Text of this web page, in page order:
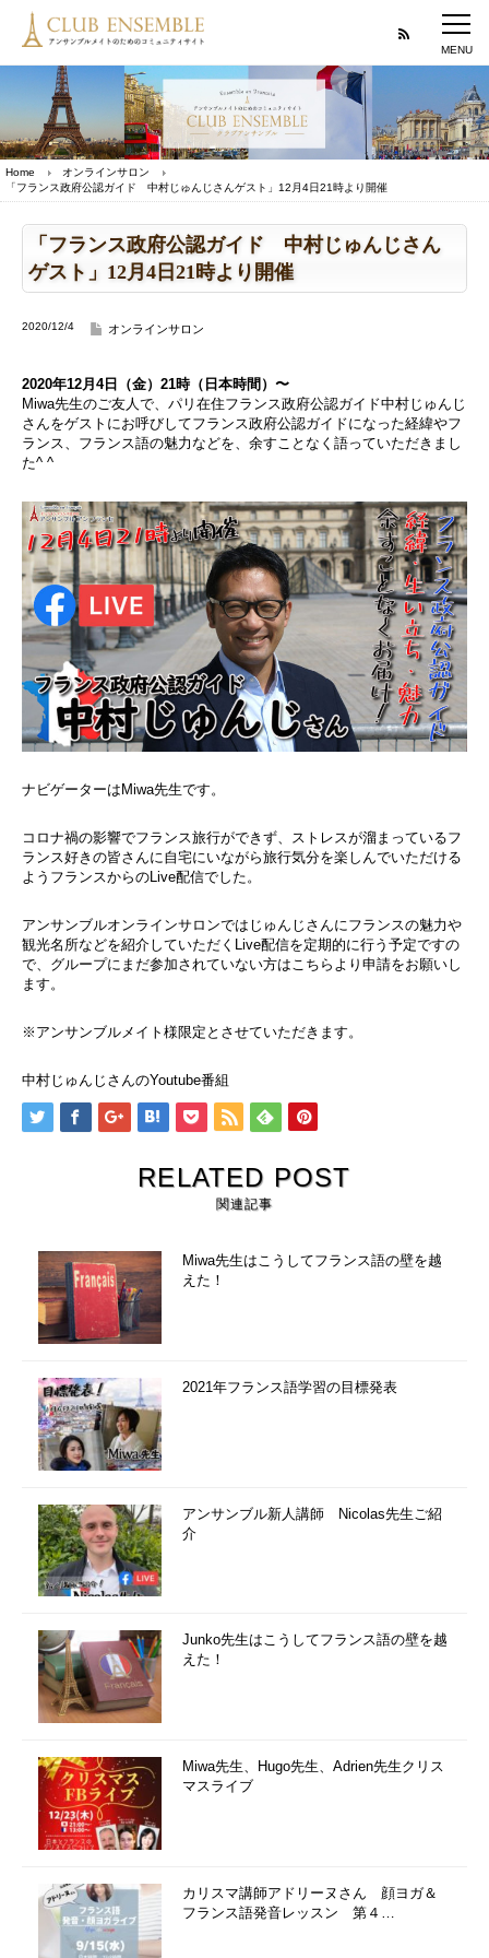
Home
オンラインサロン
「フランス政府公認ガイド 中村じゅんじさんゲスト」12月4日21時より開催
「フランス政府公認ガイド 中村じゅんじさん
ゲスト」12月4日21時より開催
2020/12/4 オンラインサロン
2020年12月4日（金）21時（日本時間）〜
Miwa先生のご友人で、パリ在住フランス政府公認ガイド中村じゅんじ
さんをゲストにお呼びしてフランス政府公認ガイドになった経緯やフ
ランス、フランス語の魅力などを、余すことなく語っていただきまし
た^ ^
ナビゲーターはMiwa先生です。
コロナ禍の影響でフランス旅行ができず、ストレスが溜まっているフ
ランス好きの皆さんに自宅にいながら旅行気分を楽しんでいただける
ようフランスからのLive配信でした。
アンサンブルオンラインサロンではじゅんじさんにフランスの魅力や
観光名所などを紹介していただくLive配信を定期的に行う予定ですの
で、グループにまだ参加されていない方はこちらより 申請をお願いし
ます。
※アンサンブルメイト様限定とさせていただきます。
中村じゅんじさんのYoutube番組
RELATED POST
関連記事
Miwa先生はこうしてフランス語の壁を越
えた！
2021年フランス語学習の目標発表
アンサンブル新人講師 Nicolas先生ご紹
介
Junko先生はこうしてフランス語の壁を越
えた！
Miwa先生、Hugo先生、Adrien先生クリス
マスライブ
カリスマ講師アドリーヌさん 顔ヨガ＆
フランス語発音レッスン 第４…